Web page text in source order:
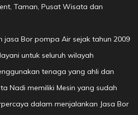
Taman, Pusat Wisata dan
jasa Bor pompa Air sejak tahun 2009
untuk seluruh wilayah
tenaga yang ahli dan
Nadi memiliki Mesin yang sudah
dalam menjalankan Jasa Bor